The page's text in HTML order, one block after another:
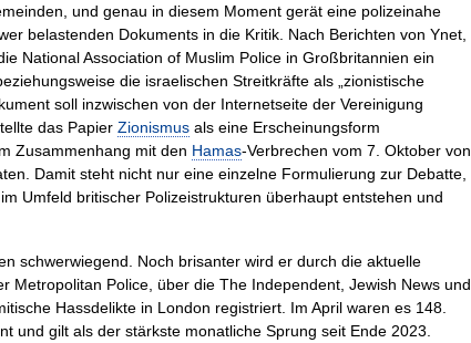
und genau in diesem Moment gerät eine polizeinahe
belastenden Dokuments in die Kritik. Nach Berichten von Ynet,
National Association of Muslim Police in Großbritannien ein
die israelischen Streitkräfte als „zionistische
soll inzwischen von der Internetseite der Vereinigung
das PapierZionismus als eine Erscheinungsform
Zusammenhang mit den Hamas-Verbrechen vom 7. Oktober von
Damit steht nicht nur eine einzelne Formulierung zur Debatte,
Umfeld britischer Polizeistrukturen überhaupt entstehen und
schwerwiegend. Noch brisanter wird er durch die aktuelle
Metropolitan Police, über die The Independent, Jewish News und
Hassdelikte in London registriert. Im April waren es 148.
und gilt als der stärkste monatliche Sprung seit Ende 2023.